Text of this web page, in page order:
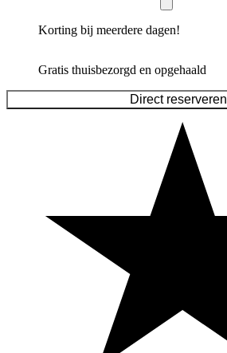
Korting bij meerdere dagen!
Gratis thuisbezorgd en opgehaald
Direct reserveren